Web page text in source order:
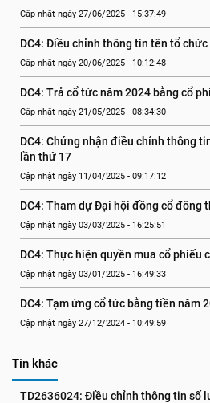
Cập nhật ngày 27/06/2025 - 15:37:49
DC4: Điều chỉnh thông tin tên tổ
Cập nhật ngày 20/06/2025 - 10:12:48
DC4: Trả cổ tức năm 2024 bằng cổ
Cập nhật ngày 21/05/2025 - 08:34:30
DC4: Chứng nhận điều chỉnh thông
lần thứ 17
Cập nhật ngày 11/04/2025 - 09:17:12
DC4: Tham dự Đại hội đồng cổ đông
Cập nhật ngày 03/03/2025 - 16:25:51
DC4: Thực hiện quyền mua cổ phiếu
Cập nhật ngày 03/01/2025 - 16:49:33
DC4: Tạm ứng cổ tức bằng tiền năm
Cập nhật ngày 27/12/2024 - 10:49:59
Tin khác
TD2636024: Điều chỉnh thông tin số